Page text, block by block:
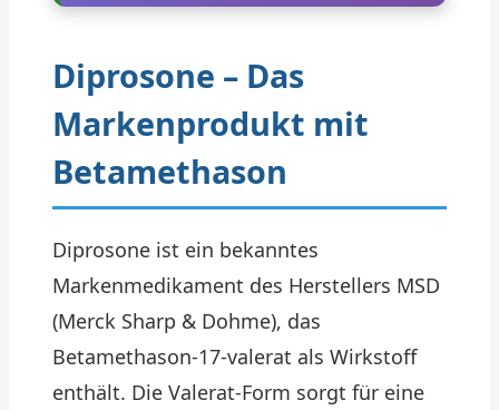
Diprosone – Das
Markenprodukt mit
Betamethason
Diprosone ist ein bekanntes
Markenmedikament des Herstellers MSD
(Merck Sharp & Dohme), das
Betamethason-17-valerat als Wirkstoff
enthält. Die Valerat-Form sorgt für eine